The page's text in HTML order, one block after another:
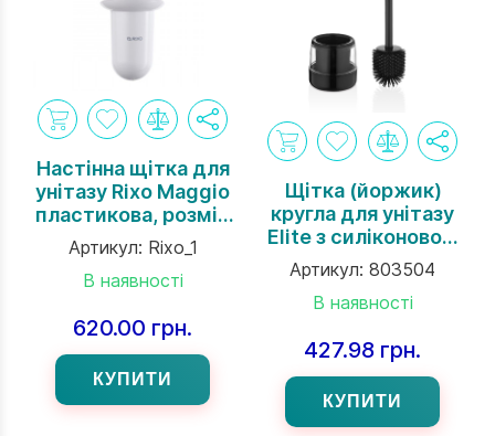
Настінна щітка для
унітазу Rixo Maggio
пластикова, розмір
350х135х120 мм
Артикул: Rixo_1
В наявності
620.00 грн.
КУПИТИ
Щітка (йоржик)
кругла для унітазу
Elite з силіконовою
щетиною, Rulopak
Артикул: 803504
В наявності
427.98 грн.
КУПИТИ